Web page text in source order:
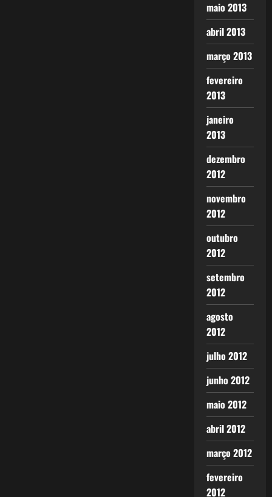
maio 2013
abril 2013
março 2013
fevereiro
2013
janeiro
2013
dezembro
2012
novembro
2012
outubro
2012
setembro
2012
agosto
2012
julho 2012
junho 2012
maio 2012
abril 2012
março 2012
fevereiro
2012